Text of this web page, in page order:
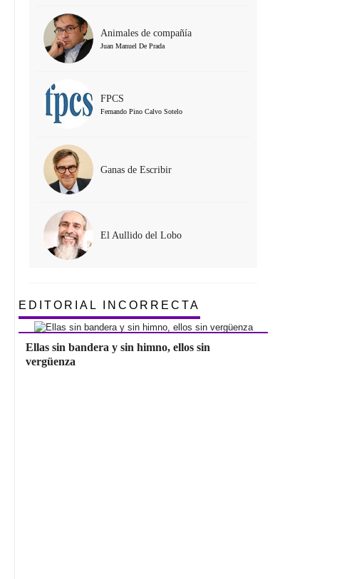
Animales de compañía
Juan Manuel De Prada
FPCS
Fernando Pino Calvo Sotelo
Ganas de Escribir
El Aullido del Lobo
EDITORIAL INCORRECTA
Ellas sin bandera y sin himno, ellos sin
vergüenza